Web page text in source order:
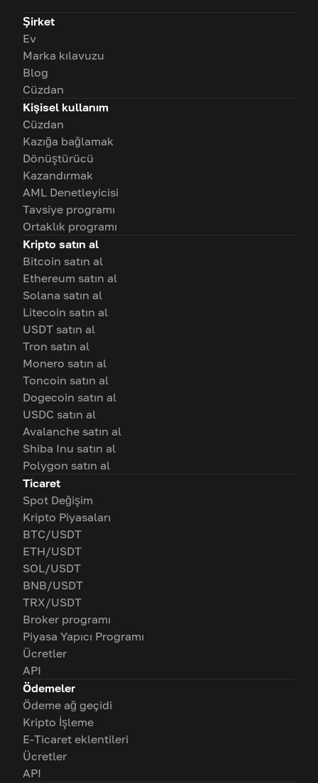
Şirket
Ev
Marka kılavuzu
Blog
Cüzdan
Kişisel kullanım
Cüzdan
Kazığa bağlamak
Dönüştürücü
Kazandırmak
AML Denetleyicisi
Tavsiye programı
Ortaklık programı
Kripto satın al
Bitcoin satın al
Ethereum satın al
Solana satın al
Litecoin satın al
USDT satın al
Tron satın al
Monero satın al
Toncoin satın al
Dogecoin satın al
USDC satın al
Avalanche satın al
Shiba Inu satın al
Polygon satın al
Ticaret
Spot Değişim
Kripto Piyasaları
BTC/USDT
ETH/USDT
SOL/USDT
BNB/USDT
TRX/USDT
Broker programı
Piyasa Yapıcı Programı
Ücretler
API
Ödemeler
Ödeme ağ geçidi
Kripto İşleme
E-Ticaret eklentileri
Ücretler
API